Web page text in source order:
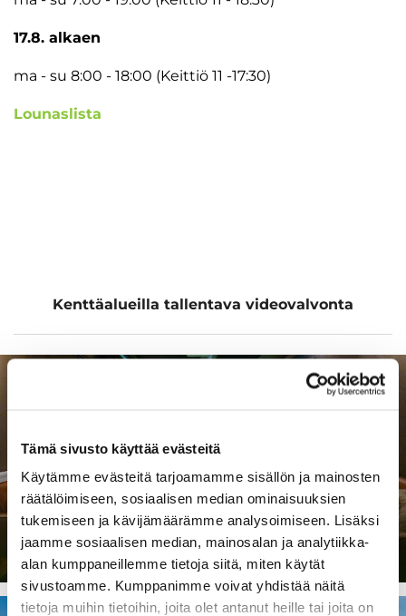
Tämä sivusto käyttää evästeitä
Käytämme evästeitä tarjoamamme sisällön ja mainosten
räätälöimiseen, sosiaalisen median ominaisuuksien
tukemiseen ja kävijämäärämme analysoimiseen. Lisäksi
jaamme sosiaalisen median, mainosalan ja analytiikka-
alan kumppaneillemme tietoja siitä, miten käytät
sivustoamme. Kumppanimme voivat yhdistää näitä
tietoja muihin tietoihin, joita olet antanut heille tai joita on
17.8. alkaen
ma - su 8:00 - 18:00 (Keittiö 11 -17:30)
Lounaslista
Kenttäalueilla tallentava videovalvonta